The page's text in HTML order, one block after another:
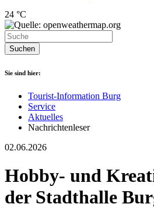
24 °C
Suchen
Sie sind hier:
Tourist-Information Burg
Service
Aktuelles
Nachrichtenleser
02.06.2026
Hobby- und
der Stadthalle